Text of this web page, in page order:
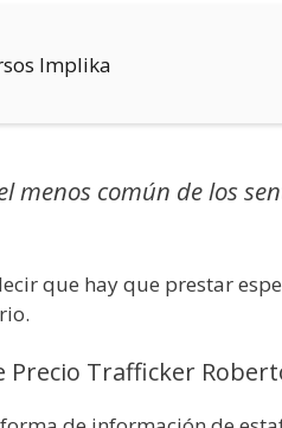
Implika
menos común de los
que hay que prestar
Trafficker